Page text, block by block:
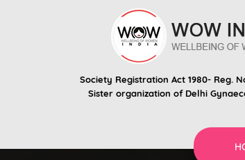
Society Registration Act 1980- Reg.
Sister organization of Delhi